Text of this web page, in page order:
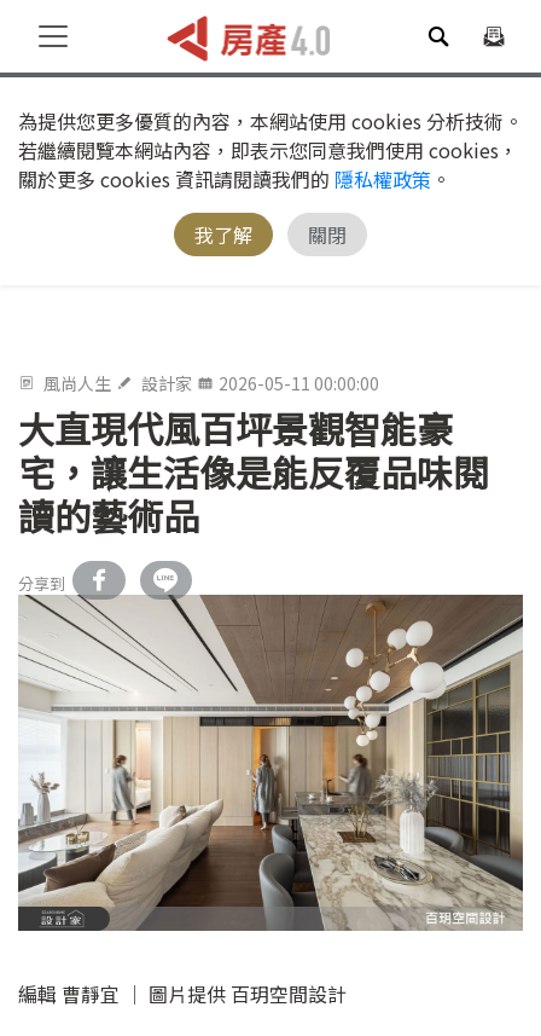
為提供您更多優質的內容，本網站使用 cookies 分析技術。
若繼續閱覽本網站內容，即表示您同意我們使用 cookies，
關於更多 cookies 資訊請閱讀我們的 隱私權政策 。
我了解
關閉
風尚人生 設計家 2026-05-11 00:00:00
大直現代風百坪景觀智能豪
宅，讓生活像是能反覆品味閱
讀的藝術品
分享到
編輯 曹靜宜 │ 圖片提供 百玥空間設計